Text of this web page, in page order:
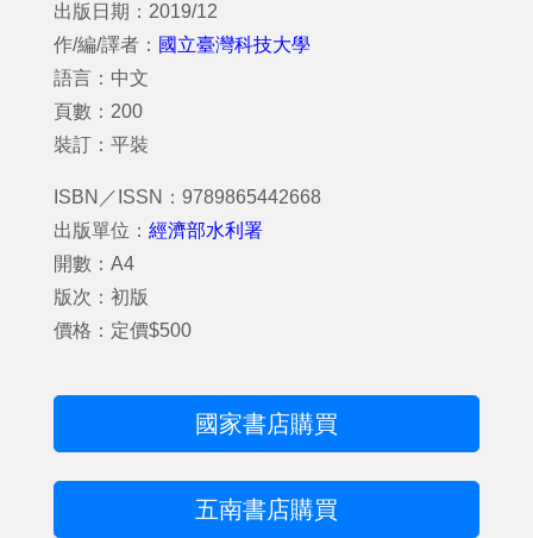
出版日期：2019/12
作/編/譯者： 國立臺灣科技大學
語言：中文
頁數：200
裝訂：平裝
ISBN／ISSN：9789865442668
出版單位： 經濟部水利署
開數：A4
版次：初版
價格：定價$500
國家書店購買
五南書店購買